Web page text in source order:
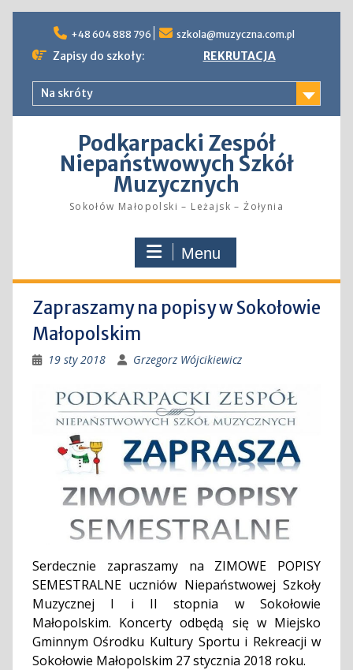
content
+48 604 888 796 szkola@muzyczna.com.pl
Zapisy do szkoły: REKRUTACJA
Na skróty
Podkarpacki Zespół
Niepaństwowych Szkół
Muzycznych
Sokołów Małopolski – Leżajsk – Żołynia
Menu
Zapraszamy na popisy w Sokołowie
Małopolskim
19 sty 2018 Grzegorz Wójcikiewicz
Serdecznie zapraszamy na ZIMOWE POPISY
SEMESTRALNE uczniów Niepaństwowej Szkoły
Muzycznej I i II stopnia w Sokołowie
Małopolskim. Koncerty odbędą się w Miejsko
Gminnym Ośrodku Kultury Sportu i Rekreacji w
Sokołowie Małopolskim 27 stycznia 2018 roku.